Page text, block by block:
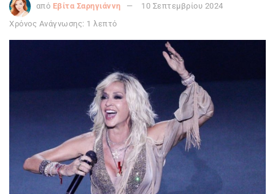
από Εβίτα Σαρηγιάννη
10 Σεπτεμβρίου 2024
Χρόνος Ανάγνωσης: 1 λεπτό